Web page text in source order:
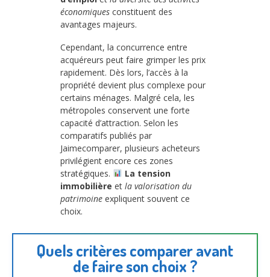
économiques constituent des
avantages majeurs.
Cependant, la concurrence entre
acquéreurs peut faire grimper les prix
rapidement. Dès lors, l’accès à la
propriété devient plus complexe pour
certains ménages. Malgré cela, les
métropoles conservent une forte
capacité d’attraction. Selon les
comparatifs publiés par
Jaimecomparer, plusieurs acheteurs
privilégient encore ces zones
stratégiques.
La tension
immobilière et la valorisation du
patrimoine expliquent souvent ce
choix.
Quels critères comparer avant
de faire son choix ?